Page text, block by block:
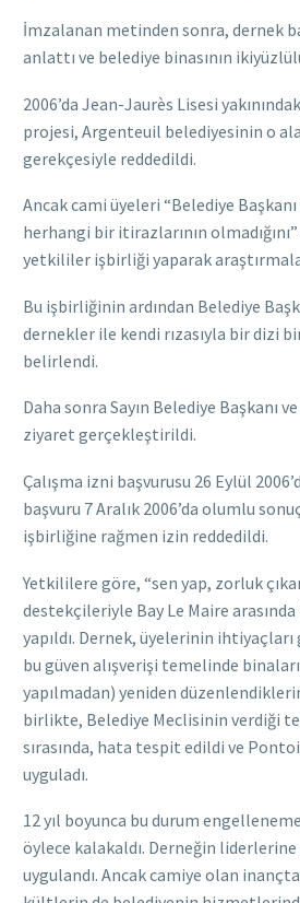
İmzalanan metinden sonra, dernek
anlattı ve belediye binasının
2006’da Jean-Jaurès Lisesi
projesi, Argenteuil belediyesinin o
gerekçesiyle reddedildi.
Ancak cami üyeleri “Belediye
herhangi bir itirazlarının
yetkililer işbirliği yaparak
Bu işbirliğinin ardından Belediye
dernekler ile kendi rızasıyla bir dizi
belirlendi.
Daha sonra Sayın Belediye Başkanı
ziyaret gerçekleştirildi.
Çalışma izni başvurusu 26 Eylül
başvuru 7 Aralık 2006’da olumlu
işbirliğine rağmen izin reddedildi.
Yetkililere göre, “sen yap, zorluk
destekçileriyle Bay Le Maire
yapıldı. Dernek, üyelerinin ihtiyaçları
bu güven alışverişi temelinde
yapılmadan) yeniden
birlikte, Belediye Meclisinin verdiği
sırasında, hata tespit edildi ve
uyguladı.
12 yıl boyunca bu durum
öylece kalakaldı. Derneğin
uygulandı. Ancak camiye olan